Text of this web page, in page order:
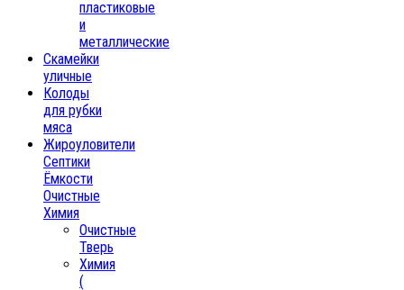
пластиковые
и
металлические
Скамейки
уличные
Колоды
для рубки
мяса
Жироуловители
Септики
Ёмкости
Очистные
Химия
Очистные
Тверь
Химия
(